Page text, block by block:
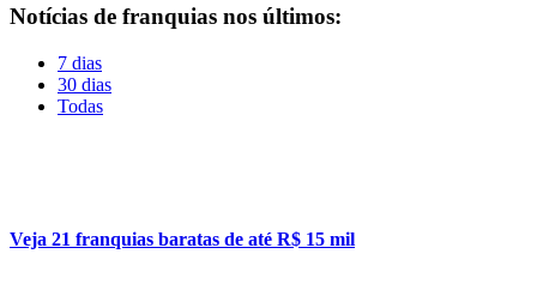
Notícias de franquias nos últimos:
7 dias
30 dias
Todas
Veja 21 franquias baratas de até R$ 15 mil